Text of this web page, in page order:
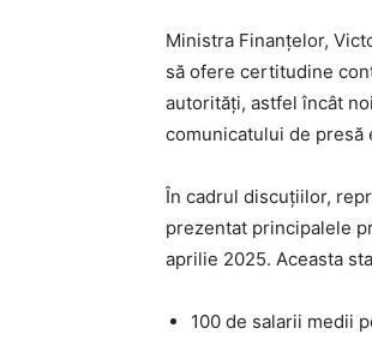
Ministra Finanțelor,
să ofere certitudine
autorități, astfel încât
comunicatului de presă
În cadrul discuțiilor,
prezentat principalele
aprilie 2025. Aceasta
100 de salarii medii